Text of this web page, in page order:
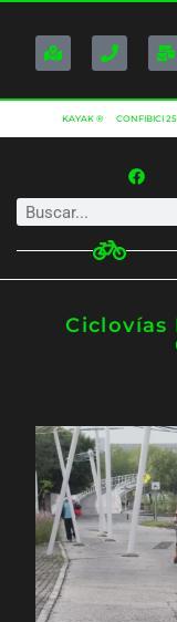
KAYAK ® CONFIBICI
Ciclovías